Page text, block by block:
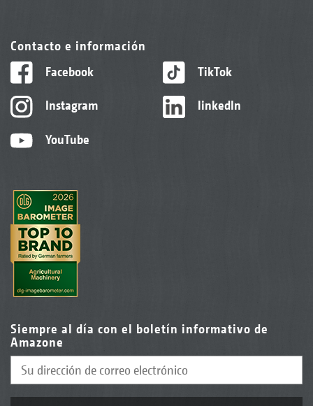
Contacto e información
Facebook
Instagram
YouTube
TikTok
linkedIn
Siempre al día con el boletín informativo de
Amazone